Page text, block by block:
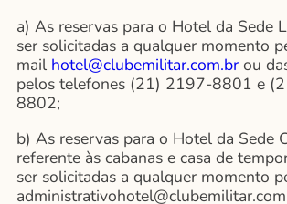
a) As reservas para o Hotel da Sede
ser solicitadas a qualquer momento
mail hotel@clubemilitar.com.brou
pelos telefones (21) 2197-8801 e
8802;
b) As reservas para o Hotel da Sede
referente às cabanas e casa de
ser solicitadas a qualquer momento